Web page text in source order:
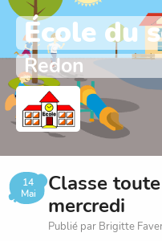
École du
Redon
14
Mai
Classe
mercredi
Publié par Brigitte